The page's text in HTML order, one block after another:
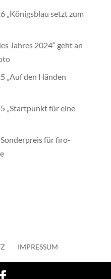
„Königsblau setzt zum
Jahres 2024“ geht an
„Auf den Händen
„Startpunkt für eine
für firo-
IMPRESSUM